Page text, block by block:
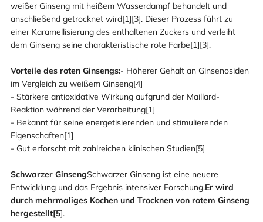
weißer Ginseng mit heißem Wasserdampf behandelt und
anschließend getrocknet wird[1][3]. Dieser Prozess führt zu
einer Karamellisierung des enthaltenen Zuckers und verleiht
dem Ginseng seine charakteristische rote Farbe[1][3].
Vorteile des roten Ginsengs:- Höherer Gehalt an Ginsenosiden
im Vergleich zu weißem Ginseng[4]
- Stärkere antioxidative Wirkung aufgrund der Maillard-
Reaktion während der Verarbeitung[1]
- Bekannt für seine energetisierenden und stimulierenden
Eigenschaften[1]
- Gut erforscht mit zahlreichen klinischen Studien[5]
Schwarzer GinsengSchwarzer Ginseng ist eine neuere
Entwicklung und das Ergebnis intensiver Forschung.Er wird
durch mehrmaliges Kochen und Trocknen von rotem Ginseng
hergestellt[5].